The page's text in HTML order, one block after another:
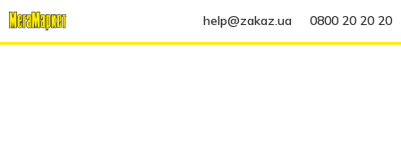
help@zakaz.ua 0800 20 20 20